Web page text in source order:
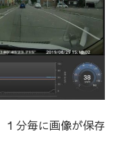
１分毎に画像が保存